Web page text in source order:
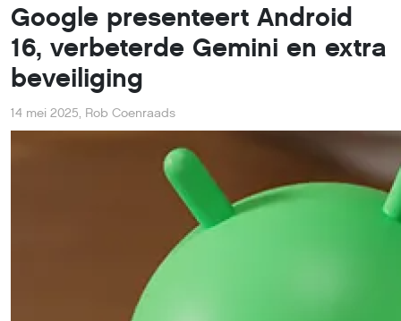
Google presenteert Android
16, verbeterde Gemini en extra
beveiliging
14 mei 2025, Rob Coenraads